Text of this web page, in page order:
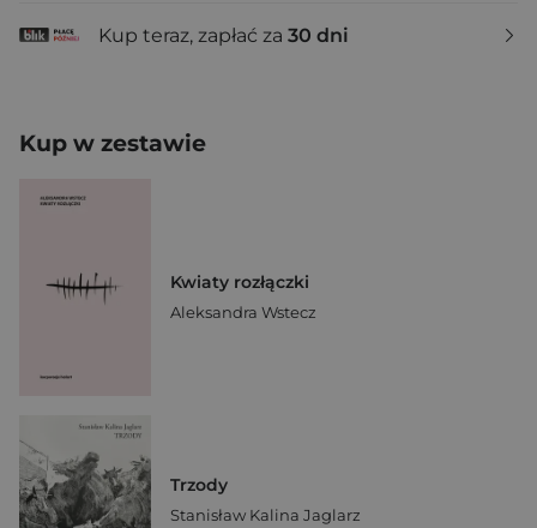
Kup teraz, zapłać za 30 dni
Kup w zestawie
Kwiaty rozłączki
Aleksandra Wstecz
Trzody
Stanisław Kalina Jaglarz